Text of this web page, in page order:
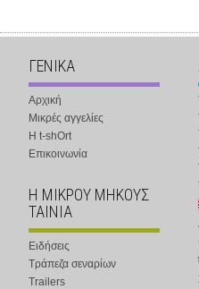
ΓΕΝΙΚΑ
Αρχική
Μικρές αγγελίες
Η t-shOrt
Επικοινωνία
Η ΜΙΚΡΟΥ ΜΗΚΟΥΣ
ΤΑΙΝΙΑ
Ειδήσεις
Τράπεζα σεναρίων
Trailers